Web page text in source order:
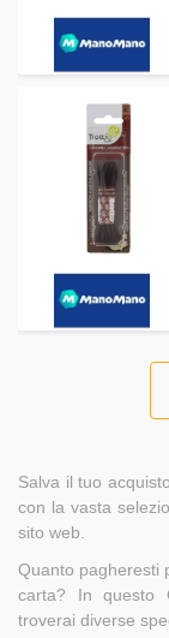
Salva il tuo
con la vasta
sito web.
Quanto pagheresti
carta? In questo
troverai diverse